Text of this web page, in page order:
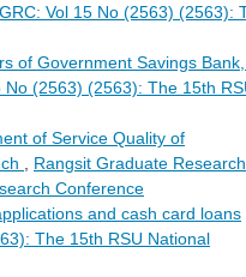
Vol 15 No (2563) (2563):
of Government Savings
(2563) (2563): The 15th
of Service Quality of
Rangsit Graduate Research
Conference
and cash card loans
The 15th RSU National